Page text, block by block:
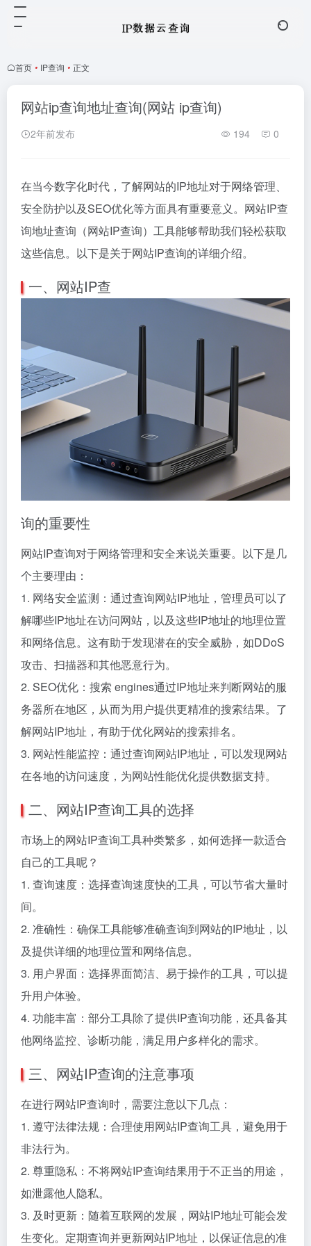
首页 • IP查询 • 正文
网站ip查询地址查询(网站 ip查询)
2年前发布 194 0
在当今数字化时代，了解网站的IP地址对于网络管理、
安全防护以及SEO优化等方面具有重要意义。网站IP查
询地址查询（网站IP查询）工具能够帮助我们轻松获取
这些信息。以下是关于网站IP查询的详细介绍。
一、网站IP查
询的重要性
网站IP查询对于网络管理和安全来说关重要。以下是几
个主要理由：
1. 网络安全监测：通过查询网站IP地址，管理员可以了
解哪些IP地址在访问网站，以及这些IP地址的地理位置
和网络信息。这有助于发现潜在的安全威胁，如DDoS
攻击、扫描器和其他恶意行为。
2. SEO优化：搜索 engines通过IP地址来判断网站的服
务器所在地区，从而为用户提供更精准的搜索结果。了
解网站IP地址，有助于优化网站的搜索排名。
3. 网站性能监控：通过查询网站IP地址，可以发现网站
在各地的访问速度，为网站性能优化提供数据支持。
二、网站IP查询工具的选择
市场上的网站IP查询工具种类繁多，如何选择一款适合
自己的工具呢？
1. 查询速度：选择查询速度快的工具，可以节省大量时
间。
2. 准确性：确保工具能够准确查询到网站的IP地址，以
及提供详细的地理位置和网络信息。
3. 用户界面：选择界面简洁、易于操作的工具，可以提
升用户体验。
4. 功能丰富：部分工具除了提供IP查询功能，还具备其
他网络监控、诊断功能，满足用户多样化的需求。
三、网站IP查询的注意事项
在进行网站IP查询时，需要注意以下几点：
1. 遵守法律法规：合理使用网站IP查询工具，避免用于
非法行为。
2. 尊重隐私：不将网站IP查询结果用于不正当的用途，
如泄露他人隐私。
3. 及时更新：随着互联网的发展，网站IP地址可能会发
生变化。定期查询并更新网站IP地址，以保证信息的准